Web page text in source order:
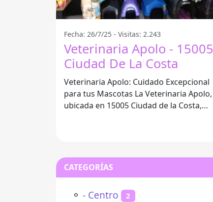
Fecha: 26/7/25 - Visitas: 2.243
Veterinaria Apolo - 15005
Ciudad De La Costa
Veterinaria Apolo: Cuidado Excepcional
para tus Mascotas La Veterinaria Apolo,
ubicada en 15005 Ciudad de la Costa,
CATEGORÍAS
⚬ - Centro 2